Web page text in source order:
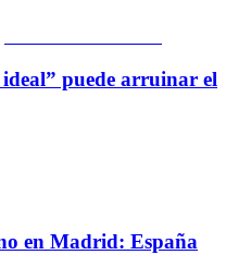
puede arruinar el
en Madrid: España